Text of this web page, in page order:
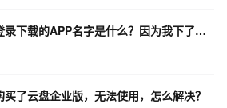
阿里云网盘与相册手机登录下载的APP名字是什么？因为我下了阿里云盘APP登录后是个人云盘
了云盘企业版，无法使用，怎么解决？